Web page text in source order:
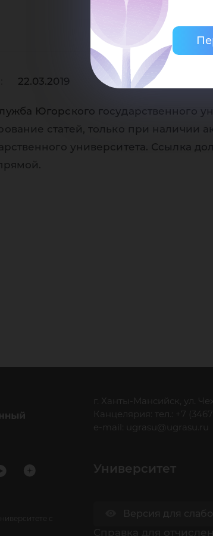
22.03.2019
Югорского государственного
статей, только при наличии
университета. Ссылка
с
г. Ханты-Мансийск, ул.
Канцелярия: тел.: +7
e-mail:
ugrasu@ugrasu.ru
Университет